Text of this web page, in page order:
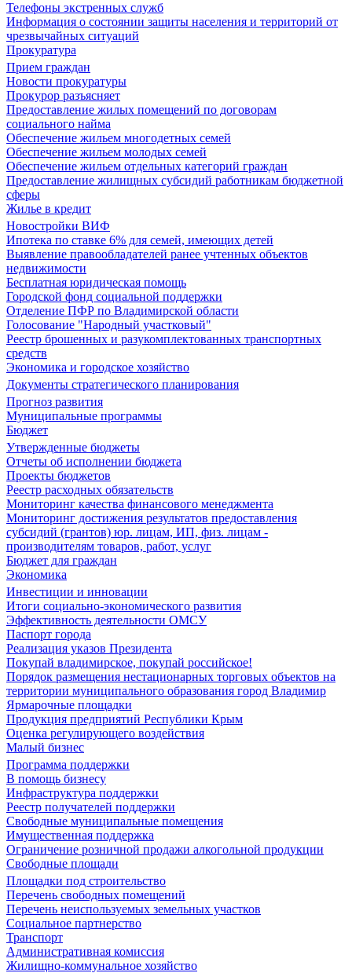
Телефоны экстренных служб
Информация о состоянии защиты населения и территорий от
чрезвычайных ситуаций
Прокуратура
Прием граждан
Новости прокуратуры
Прокурор разъясняет
Предоставление жилых помещений по договорам
социального найма
Обеспечение жильем многодетных семей
Обеспечение жильем молодых семей
Обеспечение жильем отдельных категорий граждан
Предоставление жилищных субсидий работникам бюджетной
сферы
Жилье в кредит
Новостройки ВИФ
Ипотека по ставке 6% для семей, имеющих детей
Выявление правообладателей ранее учтенных объектов
недвижимости
Бесплатная юридическая помощь
Городской фонд социальной поддержки
Отделение ПФР по Владимирской области
Голосование "Народный участковый"
Реестр брошенных и разукомплектованных транспортных
средств
Экономика и городское хозяйство
Документы стратегического планирования
Прогноз развития
Муниципальные программы
Бюджет
Утвержденные бюджеты
Отчеты об исполнении бюджета
Проекты бюджетов
Реестр расходных обязательств
Мониторинг качества финансового менеджмента
Мониторинг достижения результатов предоставления
субсидий (грантов) юр. лицам, ИП, физ. лицам -
производителям товаров, работ, услуг
Бюджет для граждан
Экономика
Инвестиции и инновации
Итоги социально-экономического развития
Эффективность деятельности ОМСУ
Паспорт города
Реализация указов Президента
Покупай владимирское, покупай российское!
Порядок размещения нестационарных торговых объектов на
территории муниципального образования город Владимир
Ярмарочные площадки
Продукция предприятий Республики Крым
Оценка регулирующего воздействия
Малый бизнес
Программа поддержки
В помощь бизнесу
Инфраструктура поддержки
Реестр получателей поддержки
Свободные муниципальные помещения
Имущественная поддержка
Ограничение розничной продажи алкогольной продукции
Свободные площади
Площадки под строительство
Перечень свободных помещений
Перечень неиспользуемых земельных участков
Социальное партнерство
Транспорт
Административная комиссия
Жилищно-коммунальное хозяйство